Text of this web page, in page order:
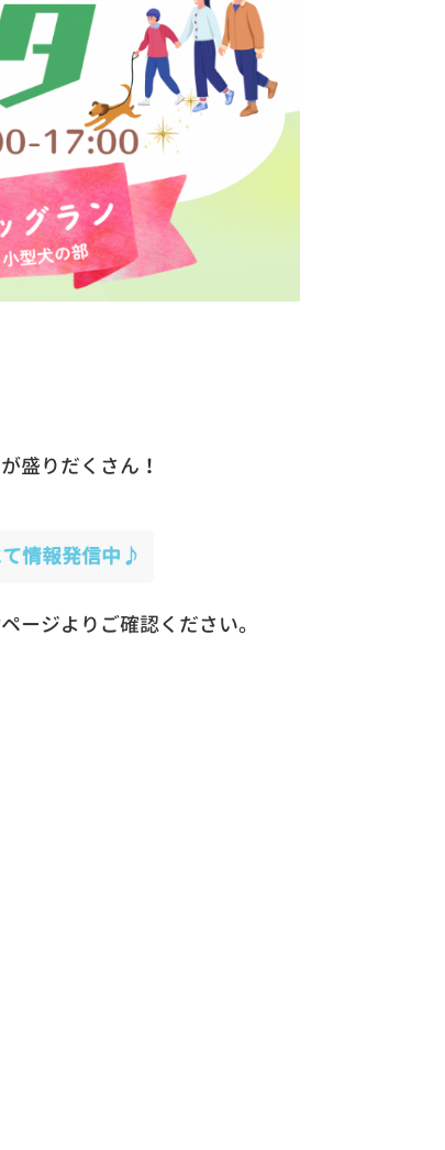
盛りだくさん！
情報発信中♪
ージよりご確認ください。